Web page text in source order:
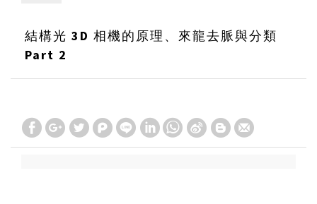
結構光 3D 相機的原理、來龍去脈與分類
Part 2